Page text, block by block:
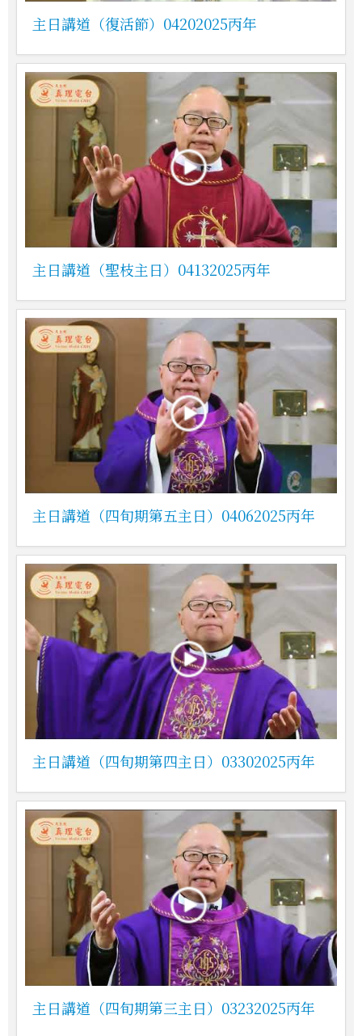
主日講道（復活節）04202025丙年
主日講道（聖枝主日）04132025丙年
主日講道（四旬期第五主日）04062025丙年
主日講道（四旬期第四主日）03302025丙年
主日講道（四旬期第三主日）03232025丙年